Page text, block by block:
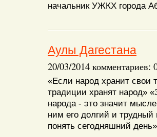
начальник УЖКХ города
Аулы Дагестана
20/03/2014 комментариев:
«Если народ хранит свои
традиции хранят народ»
народа - это значит
ним его долгий и
понять сегодняшний день»